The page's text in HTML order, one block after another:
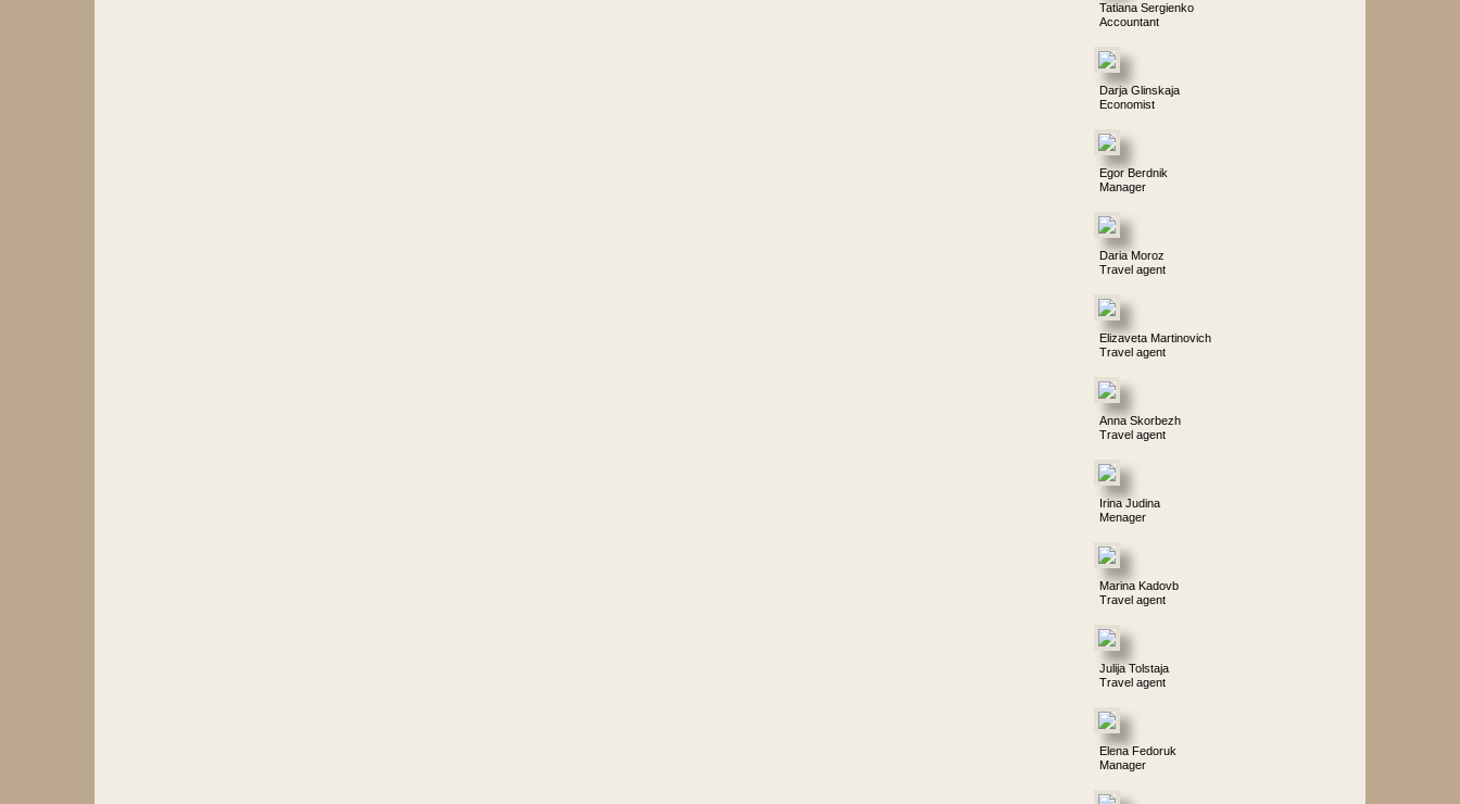
Tatiana Sergienko
Accountant
Darja Glinskaja
Economist
Egor Berdnik
Manager
Daria Moroz
Travel agent
Elizaveta Martinovich
Travel agent
Anna Skorbezh
Travel agent
Irina Judina
Menager
Marina Kadovb
Travel agent
Julija Tolstaja
Travel agent
Elena Fedoruk
Manager